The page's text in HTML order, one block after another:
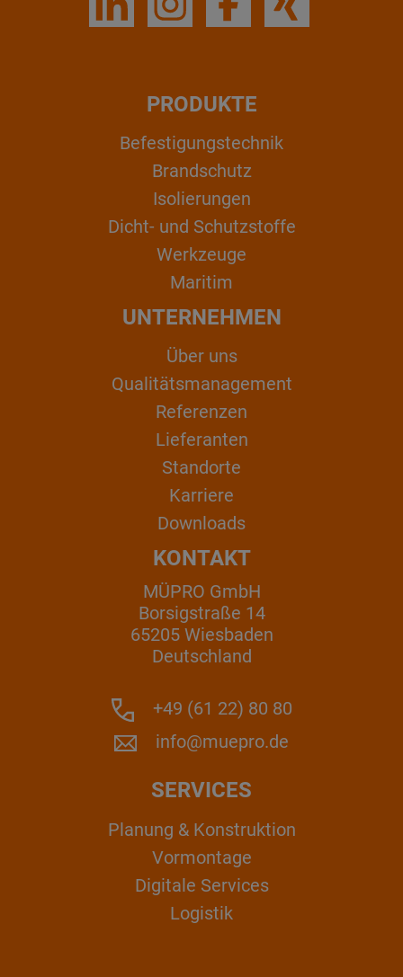
PRODUKTE
Befestigungstechnik
Brandschutz
Isolierungen
Dicht- und Schutzstoffe
Werkzeuge
Maritim
UNTERNEHMEN
Über uns
Qualitätsmanagement
Referenzen
Lieferanten
Standorte
Karriere
Downloads
KONTAKT
MÜPRO GmbH
Borsigstraße 14
65205 Wiesbaden
Deutschland
+49 (61 22) 80 80
info@muepro.de
SERVICES
Planung & Konstruktion
Vormontage
Digitale Services
Logistik